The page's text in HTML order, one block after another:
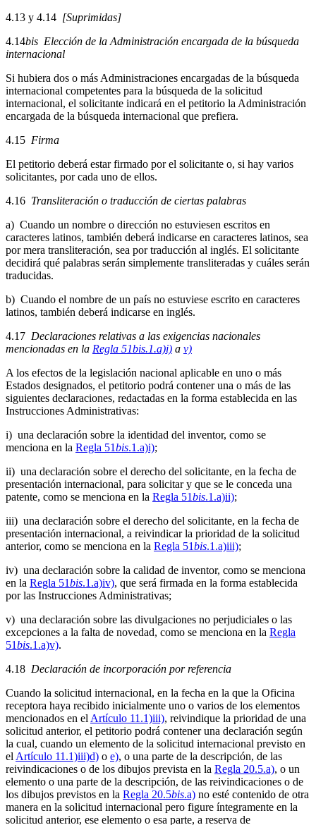
4.13 y 4.14 [Suprimidas]
4.14bis Elección de la Administración encargada de la búsqueda
internacional
Si hubiera dos o más Administraciones encargadas de la búsqueda
internacional competentes para la búsqueda de la solicitud
internacional, el solicitante indicará en el petitorio la Administración
encargada de la búsqueda internacional que prefiera.
4.15 Firma
El petitorio deberá estar firmado por el solicitante o, si hay varios
solicitantes, por cada uno de ellos.
4.16 Transliteración o traducción de ciertas palabras
a) Cuando un nombre o dirección no estuviesen escritos en
caracteres latinos, también deberá indicarse en caracteres latinos, sea
por mera transliteración, sea por traducción al inglés. El solicitante
decidirá qué palabras serán simplemente transliteradas y cuáles serán
traducidas.
b) Cuando el nombre de un país no estuviese escrito en caracteres
latinos, también deberá indicarse en inglés.
4.17 Declaraciones relativas a las exigencias nacionales
mencionadas en la Regla 51bis.1.a)i) a v)
A los efectos de la legislación nacional aplicable en uno o más
Estados designados, el petitorio podrá contener una o más de las
siguientes declaraciones, redactadas en la forma establecida en las
Instrucciones Administrativas:
i) una declaración sobre la identidad del inventor, como se
menciona en la Regla 51bis.1.a)i);
ii) una declaración sobre el derecho del solicitante, en la fecha de
presentación internacional, para solicitar y que se le conceda una
patente, como se menciona en la Regla 51bis.1.a)ii);
iii) una declaración sobre el derecho del solicitante, en la fecha de
presentación internacional, a reivindicar la prioridad de la solicitud
anterior, como se menciona en la Regla 51bis.1.a)iii);
iv) una declaración sobre la calidad de inventor, como se menciona
en la Regla 51bis.1.a)iv), que será firmada en la forma establecida
por las Instrucciones Administrativas;
v) una declaración sobre las divulgaciones no perjudiciales o las
excepciones a la falta de novedad, como se menciona en la Regla
51bis.1.a)v).
4.18 Declaración de incorporación por referencia
Cuando la solicitud internacional, en la fecha en la que la Oficina
receptora haya recibido inicialmente uno o varios de los elementos
mencionados en el Artículo 11.1)iii), reivindique la prioridad de una
solicitud anterior, el petitorio podrá contener una declaración según
la cual, cuando un elemento de la solicitud internacional previsto en
el Artículo 11.1)iii)d) o e), o una parte de la descripción, de las
reivindicaciones o de los dibujos prevista en la Regla 20.5.a), o un
elemento o una parte de la descripción, de las reivindicaciones o de
los dibujos previstos en la Regla 20.5bis.a) no esté contenido de otra
manera en la solicitud internacional pero figure íntegramente en la
solicitud anterior, ese elemento o esa parte, a reserva de